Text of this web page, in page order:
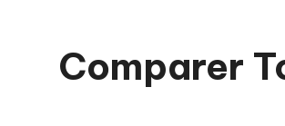
Comparer